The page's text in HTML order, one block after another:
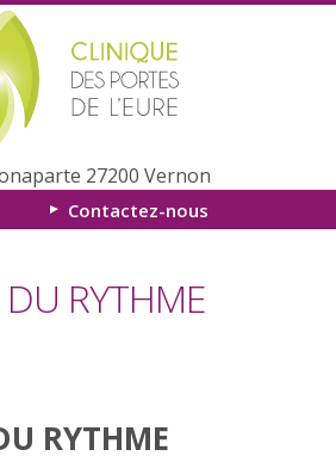
27200 Vernon
Contactez-nous
RYTHME
RYTHME